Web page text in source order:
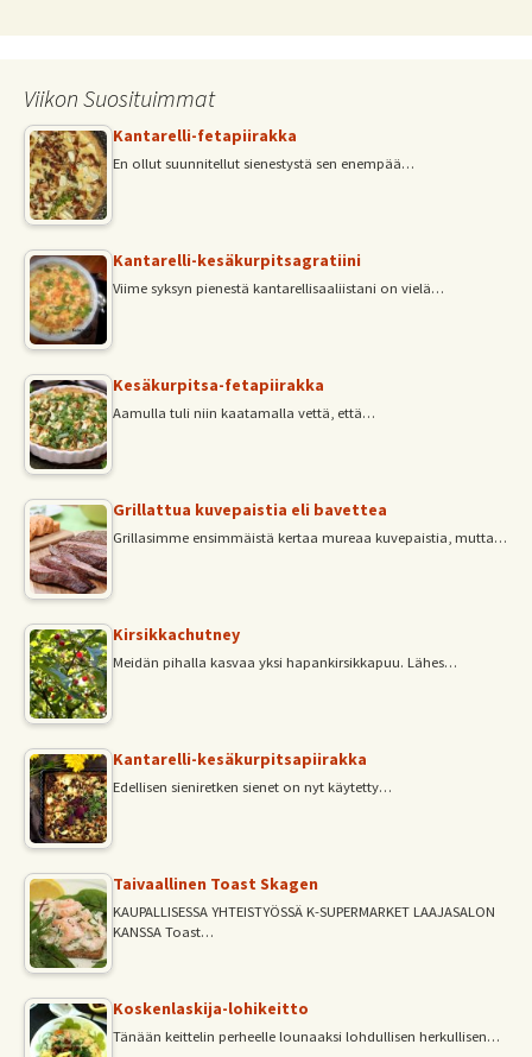
Viikon Suosituimmat
Kantarelli-fetapiirakka
En ollut suunnitellut sienestystä sen enempää…
Kantarelli-kesäkurpitsagratiini
Viime syksyn pienestä kantarellisaaliistani on vielä…
Kesäkurpitsa-fetapiirakka
Aamulla tuli niin kaatamalla vettä, että…
Grillattua kuvepaistia eli bavettea
Grillasimme ensimmäistä kertaa mureaa kuvepaistia, mutta…
Kirsikkachutney
Meidän pihalla kasvaa yksi hapankirsikkapuu. Lähes…
Kantarelli-kesäkurpitsapiirakka
Edellisen sieniretken sienet on nyt käytetty…
Taivaallinen Toast Skagen
KAUPALLISESSA YHTEISTYÖSSÄ K-SUPERMARKET LAAJASALON
KANSSA Toast…
Koskenlaskija-lohikeitto
Tänään keittelin perheelle lounaaksi lohdullisen herkullisen…